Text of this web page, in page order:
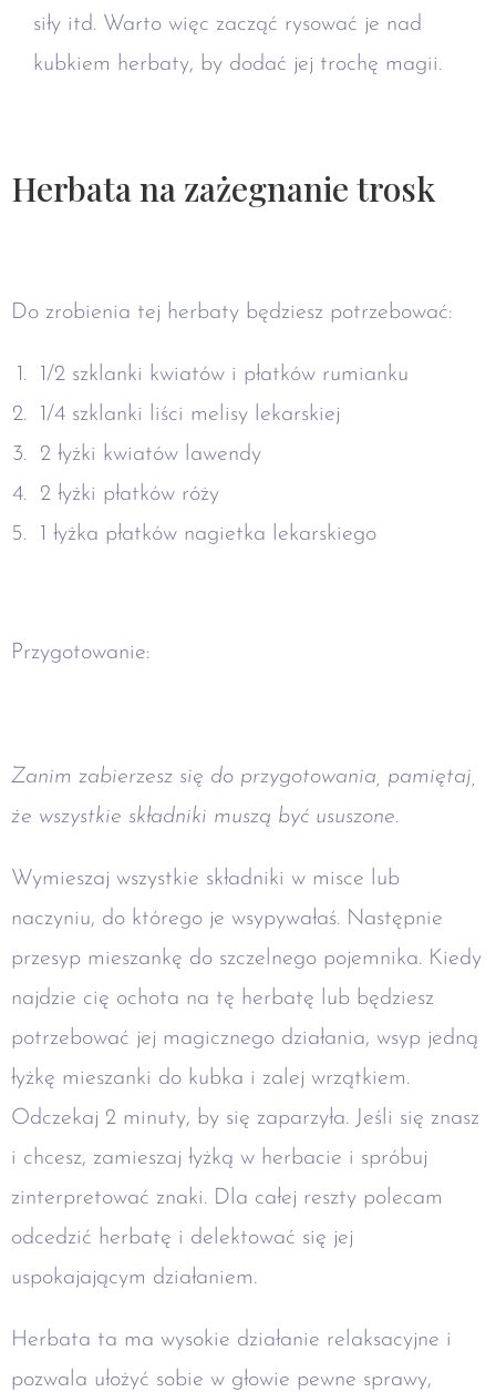
siły itd. Warto więc zacząć rysować je nad
kubkiem herbaty, by dodać jej trochę magii.
Herbata na zażegnanie trosk
Do zrobienia tej herbaty będziesz potrzebować:
1/2 szklanki kwiatów i płatków rumianku
1/4 szklanki liści melisy lekarskiej
2 łyżki kwiatów lawendy
2 łyżki płatków róży
1 łyżka płatków nagietka lekarskiego
Przygotowanie:
Zanim zabierzesz się do przygotowania, pamiętaj,
że wszystkie składniki muszą być ususzone.
Wymieszaj wszystkie składniki w misce lub
naczyniu, do którego je wsypywałaś. Następnie
przesyp mieszankę do szczelnego pojemnika. Kiedy
najdzie cię ochota na tę herbatę lub będziesz
potrzebować jej magicznego działania, wsyp jedną
łyżkę mieszanki do kubka i zalej wrzątkiem.
Odczekaj 2 minuty, by się zaparzyła. Jeśli się znasz
i chcesz, zamieszaj łyżką w herbacie i spróbuj
zinterpretować znaki. Dla całej reszty polecam
odcedzić herbatę i delektować się jej
uspokajającym działaniem.
Herbata ta ma wysokie działanie relaksacyjne i
pozwala ułożyć sobie w głowie pewne sprawy,